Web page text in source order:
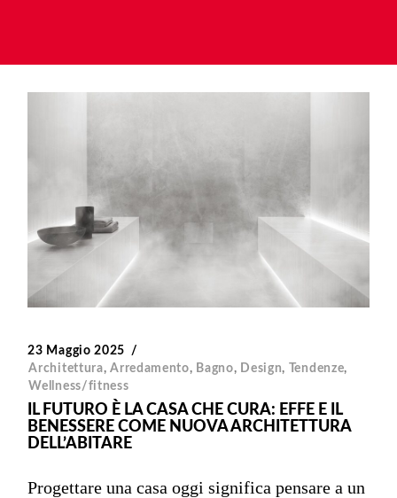
23 Maggio 2025
Architettura,Arredamento, Bagno, Design, Tendenze,
Wellness/fitness
IL FUTURO È LA CASA CHE CURA: EFFE E IL
BENESSERE COME NUOVA ARCHITETTURA
DELL’ABITARE
Progettare una casa oggi significa pensare a un